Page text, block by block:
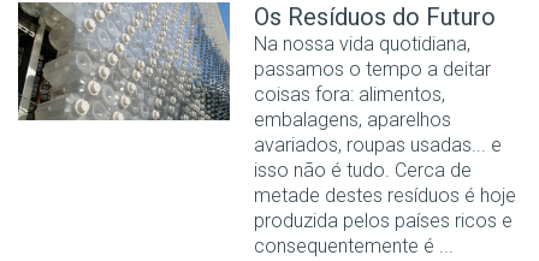
Os Resíduos do Futuro
Na nossa vida quotidiana,
passamos o tempo a deitar
coisas fora: alimentos,
embalagens, aparelhos
avariados, roupas usadas... e
isso não é tudo. Cerca de
metade destes resíduos é hoje
produzida pelos países ricos e
consequentemente é ...